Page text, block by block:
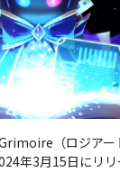
（ロジアー
年3月15日にリ